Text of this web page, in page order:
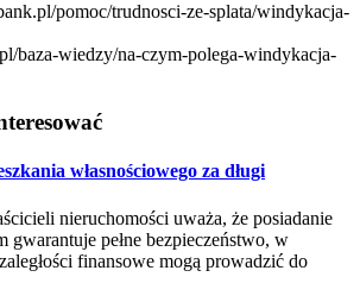
pomoc/trudnosci-ze-splata/windykacja-
baza-wiedzy/na-czym-polega-windykacja-
własnościowego za długi
nieruchomości uważa, że posiadanie
gwarantuje pełne bezpieczeństwo, w
finansowe mogą prowadzić do